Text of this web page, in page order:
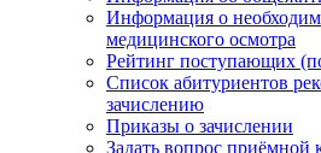
Информация о
медицинского осмотра
Рейтинг поступающих
Список абитуриентов
зачислению
Приказы о зачислении
Задать вопрос приёмной